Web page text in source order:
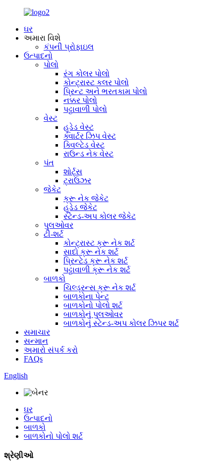
ઘર
અમારા વિશે
કંપની પ્રોફાઇલ
ઉત્પાદનો
પોલો
રંગ કોલર પોલો
કોન્ટ્રાસ્ટ કલર પોલો
પ્રિન્ટ અને ભરતકામ પોલો
નક્કર પોલો
પટ્ટાવાળી પોલો
વેસ્ટ
હૂડેડ વેસ્ટ
ક્વાર્ટર ઝિપ વેસ્ટ
ક્વિલ્ટેડ વેસ્ટ
રાઉન્ડ નેક વેસ્ટ
પંત
શોર્ટ્સ
ટ્રાઉઝર
જેકેટ
ક્રૂ નેક જેકેટ
હૂડેડ જેકેટ
સ્ટેન્ડ-અપ કોલર જેકેટ
પુલઓવર
ટી-શર્ટ
કોન્ટ્રાસ્ટ ક્રૂ નેક શર્ટ
સાદો ક્રૂ નેક શર્ટ
પ્રિન્ટેડ ક્રૂ નેક શર્ટ
પટ્ટાવાળી ક્રૂ નેક શર્ટ
બાળકો
ચિલ્ડ્રન્સ ક્રૂ નેક શર્ટ
બાળકોના પેન્ટ
બાળકોનો પોલો શર્ટ
બાળકોનું પુલઓવર
બાળકોનું સ્ટેન્ડ-અપ કોલર ઝિપર શર્ટ
સમાચાર
સન્માન
અમારો સંપર્ક કરો
FAQs
English
ઘર
ઉત્પાદનો
બાળકો
બાળકોનો પોલો શર્ટ
શ્રેણીઓ